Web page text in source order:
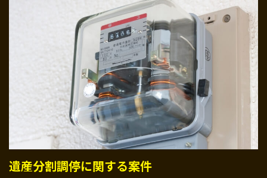
遺産分割調停に関する案件